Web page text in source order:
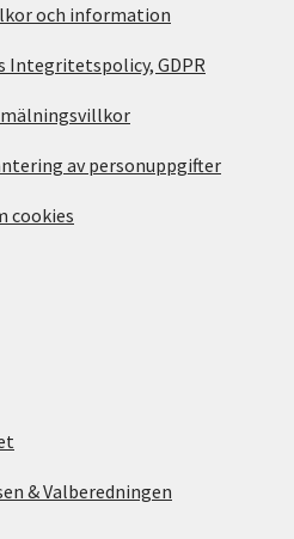
och information
Integritetspolicy, GDPR
av personuppgifter
cookies
& Valberedningen